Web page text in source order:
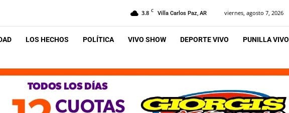
3.8 C Villa Carlos Paz, AR viernes, agosto 7, 2026
LOS HECHOS POLÍTICA VIVO SHOW DEPORTE VIVO PUNILLA VIVO